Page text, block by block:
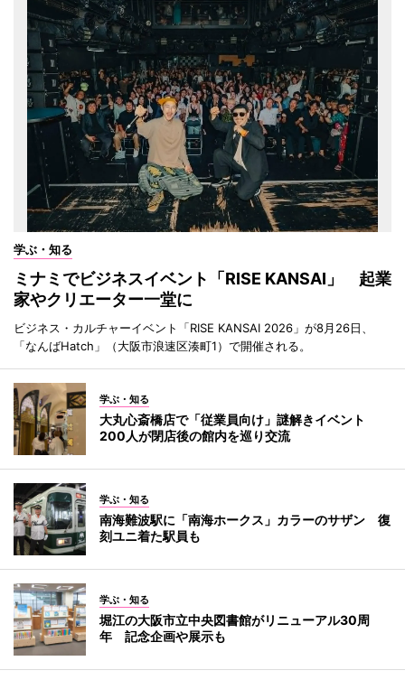
学ぶ・知る
ミナミでビジネスイベント「RISE KANSAI」 起業
家やクリエーター一堂に
ビジネス・カルチャーイベント「RISE KANSAI 2026」が8月26日、
「なんばHatch」（大阪市浪速区湊町1）で開催される。
学ぶ・知る
大丸心斎橋店で「従業員向け」謎解きイベント
200人が閉店後の館内を巡り交流
学ぶ・知る
南海難波駅に「南海ホークス」カラーのサザン 復
刻ユニ着た駅員も
学ぶ・知る
堀江の大阪市立中央図書館がリニューアル30周
年 記念企画や展示も